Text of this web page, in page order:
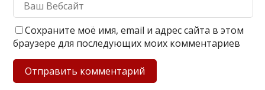
Сохраните моё имя, email и адрес сайта в этом
браузере для последующих моих комментариев